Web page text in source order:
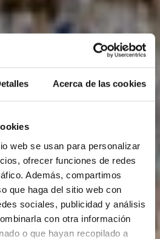
Acerca de las cookies
web se usan para personalizar
ofrecer funciones de redes
Además, compartimos
que haga del sitio web con
sociales, publicidad y análisis
con otra información
o que hayan recopilado a